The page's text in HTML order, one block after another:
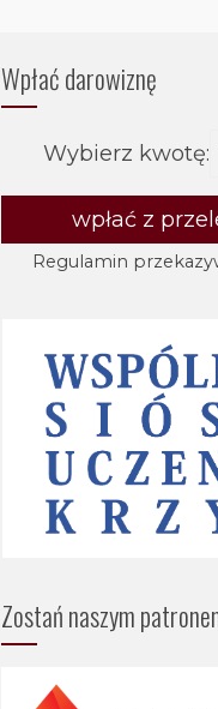
Wpłać darowiznę
Wybierz kwotę:
wpłać z
Regulamin
Zostań naszym